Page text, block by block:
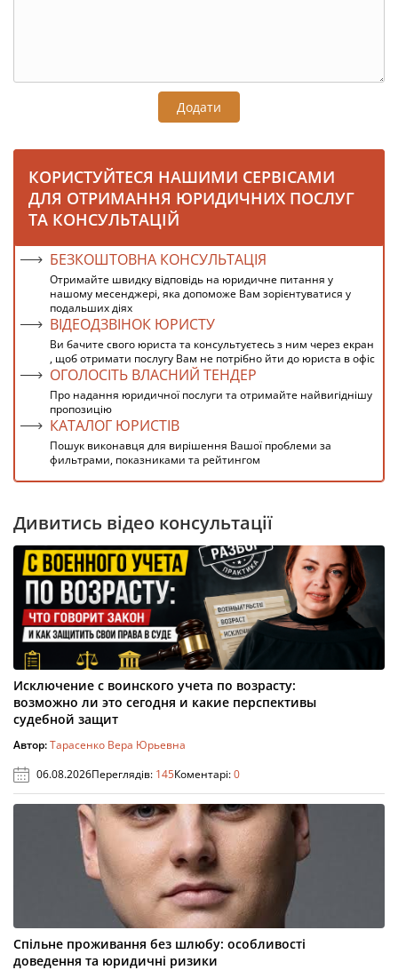
Додати
КОРИСТУЙТЕСЯ НАШИМИ СЕРВІСАМИ
ДЛЯ ОТРИМАННЯ ЮРИДИЧНИХ ПОСЛУГ
ТА КОНСУЛЬТАЦІЙ
БЕЗКОШТОВНА КОНСУЛЬТАЦІЯ
Отримайте швидку відповідь на юридичне питання у
нашому месенджері, яка допоможе Вам зорієнтуватися у
подальших діях
ВІДЕОДЗВІНОК ЮРИСТУ
Ви бачите свого юриста та консультуєтесь з ним через екран
, щоб отримати послугу Вам не потрібно йти до юриста в офіс
ОГОЛОСІТЬ ВЛАСНИЙ ТЕНДЕР
Про надання юридичної послуги та отримайте найвигіднішу
пропозицію
КАТАЛОГ ЮРИСТІВ
Пошук виконавця для вирішення Вашої проблеми за
фильтрами, показниками та рейтингом
Дивитись відео консультації
Исключение с воинского учета по возрасту:
возможно ли это сегодня и какие перспективы
судебной защит
Автор:Тарасенко Вера Юрьевна
06.08.2026Переглядів: 145Коментарі:0
Спільне проживання без шлюбу: особливості
доведення та юридичні ризики